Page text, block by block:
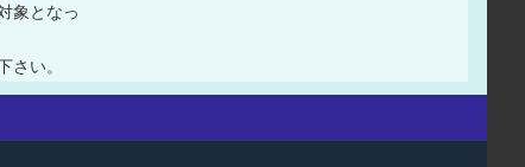
象となっ
い。